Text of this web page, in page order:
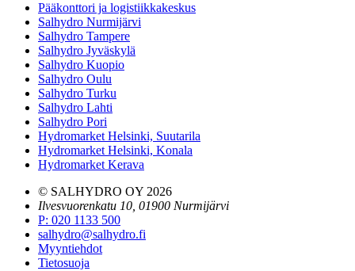
Pääkonttori ja logistiikkakeskus
Salhydro Nurmijärvi
Salhydro Tampere
Salhydro Jyväskylä
Salhydro Kuopio
Salhydro Oulu
Salhydro Turku
Salhydro Lahti
Salhydro Pori
Hydromarket Helsinki, Suutarila
Hydromarket Helsinki, Konala
Hydromarket Kerava
© SALHYDRO OY 2026
Ilvesvuorenkatu 10, 01900 Nurmijärvi
P: 020 1133 500
salhydro@salhydro.fi
Myyntiehdot
Tietosuoja